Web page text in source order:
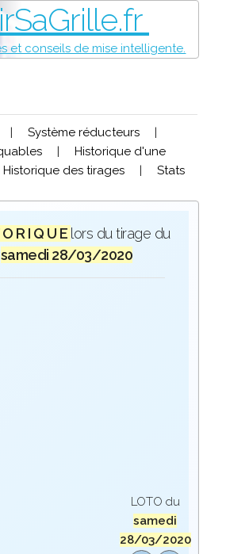
et conseils de mise intelligente.
| Système réducteurs
|
|
Historique d'une
Historique des tirages |
Stats
O R I Q U E lors du tirage du
samedi 28/03/2020
LOTO du
samedi
28/03/2020